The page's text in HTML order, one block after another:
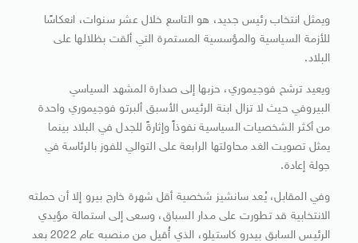
ويمثل انتخاب رئيس جديد، هو التاسع خلال عشر سنوات، انعكاسًا
للأزمة السياسية والمؤسسية المستمرة التي ألقت بظلالها على
البلاد.
ويعيد ترشح فوجيموري، حزبها إلى صدارة المشهد السياسي
البيروفي حيث لا تزال ابنة الرئيس الأسبق ألبرتو فوجيموري واحدة
من أكثر الشخصيات السياسية نفوذاً وإثارةً للجدل في البلاد بينما
يمثل تصويت الغد محاولتها الرابعة على التوالي للفوز بالرئاسة في
جولة إعادة.
وفي المقابل، يُعد سانشيز شخصية أقل شهرة خارج بيرو إلا أن حملته
الانتخابية قد تطورت على مدار السباق، وسعى إلى استمالة مؤيدي
الرئيس السابق بيدرو كاستيلو، الذي أُقيل من منصبه عام 2022 بعد